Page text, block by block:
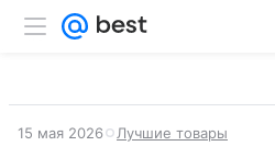
15 мая 2026 Лучшие товары